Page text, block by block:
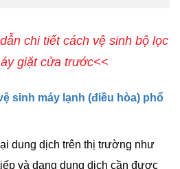
chi tiết cách vệ sinh bộ lọc
giặt cửa trước<<
sinh máy lạnh (điều hòa) phổ
dung dịch trên thị trường như
và dạng dung dịch cần được